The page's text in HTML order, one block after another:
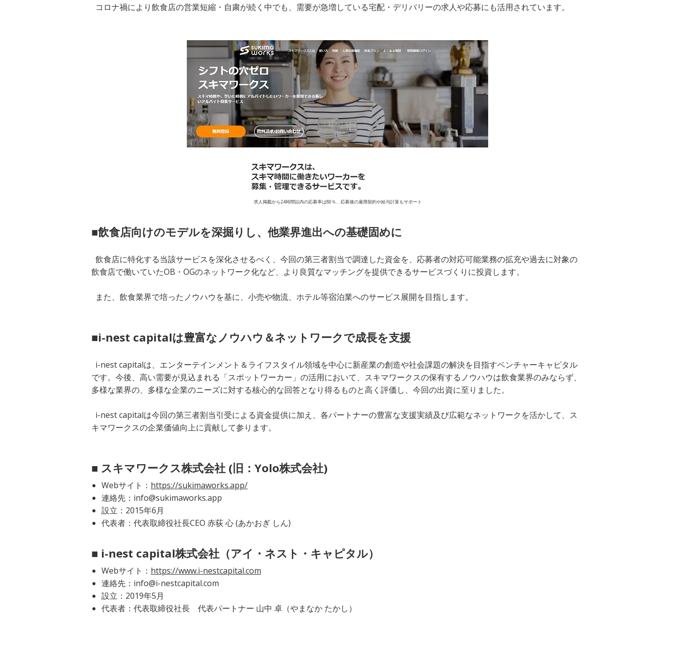
コロナ禍により飲食店の営業短縮・自粛が続く中でも、需要が急増している宅配・デリバリーの求人や応募にも活用されています。
求人掲載から24時間以内の応募率は80％、応募後の雇用契約や給与計算もサポート
■飲食店向けのモデルを深掘りし、他業界進出への基礎固めに
飲食店に特化する当該サービスを深化させるべく、今回の第三者割当で調達した資金を、応募者の対応可能業務の拡充や過去に対象の
飲食店で働いていたOB・OGのネットワーク化など、より良質なマッチングを提供できるサービスづくりに投資します。
また、飲食業界で培ったノウハウを基に、小売や物流、ホテル等宿泊業へのサービス展開を目指します。
■i-nest capitalは豊富なノウハウ＆ネットワークで成長を支援
i-nest capitalは、エンターテインメント＆ライフスタイル領域を中心に新産業の創造や社会課題の解決を目指すベンチャーキャピタル
です。今後、高い需要が見込まれる「スポットワーカー」の活用において、スキマワークスの保有するノウハウは飲食業界のみならず、
多様な業界の、多様な企業のニーズに対する核心的な回答となり得るものと高く評価し、今回の出資に至りました。
i-nest capitalは今回の第三者割当引受による資金提供に加え、各パートナーの豊富な支援実績及び広範なネットワークを活かして、ス
キマワークスの企業価値向上に貢献して参ります。
■ スキマワークス株式会社 (旧：Yolo株式会社)
Webサイト： https://sukimaworks.app/
連絡先：info@sukimaworks.app
設立：2015年6月
代表者：代表取締役社長CEO 赤荻 心 (あかおぎ しん)
■ i-nest capital株式会社（アイ・ネスト・キャピタル）
Webサイト： https://www.i-nestcapital.com
連絡先：info@i-nestcapital.com
設立：2019年5月
代表者：代表取締役社長 代表パートナー 山中 卓（やまなか たかし）